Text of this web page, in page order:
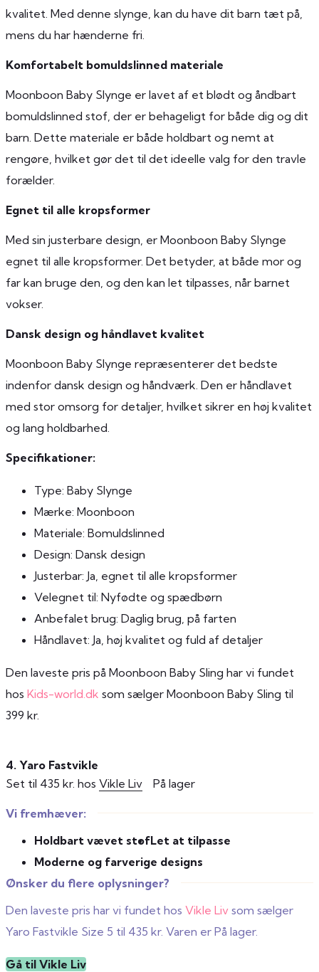
kvalitet. Med denne slynge, kan du have dit barn tæt på,
mens du har hænderne fri.
Komfortabelt bomuldslinned materiale
Moonboon Baby Slynge er lavet af et blødt og åndbart
bomuldslinned stof, der er behageligt for både dig og dit
barn. Dette materiale er både holdbart og nemt at
rengøre, hvilket gør det til det ideelle valg for den travle
forælder.
Egnet til alle kropsformer
Med sin justerbare design, er Moonboon Baby Slynge
egnet til alle kropsformer. Det betyder, at både mor og
far kan bruge den, og den kan let tilpasses, når barnet
vokser.
Dansk design og håndlavet kvalitet
Moonboon Baby Slynge repræsenterer det bedste
indenfor dansk design og håndværk. Den er håndlavet
med stor omsorg for detaljer, hvilket sikrer en høj kvalitet
og lang holdbarhed.
Specifikationer:
Type: Baby Slynge
Mærke: Moonboon
Materiale: Bomuldslinned
Design: Dansk design
Justerbar: Ja, egnet til alle kropsformer
Velegnet til: Nyfødte og spædbørn
Anbefalet brug: Daglig brug, på farten
Håndlavet: Ja, høj kvalitet og fuld af detaljer
Den laveste pris på Moonboon Baby Sling har vi fundet
hos Kids-world.dk som sælger Moonboon Baby Sling til
399 kr.
4. Yaro Fastvikle
Set til 435 kr. hos Vikle Liv På lager
Vi fremhæver:
Holdbart vævet stofLet at tilpasse
Moderne og farverige designs
Ønsker du flere oplysninger?
Den laveste pris har vi fundet hos Vikle Liv som sælger
Yaro Fastvikle Size 5 til 435 kr. Varen er På lager.
Gå til Vikle Liv